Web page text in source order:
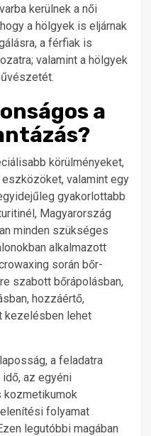
kerülnek a női
a hölgyek is eljárnak
a férfiak is
valamint a hölgyek
a
körülményeket,
valamint egy
gyakorlottabb
Magyarország
minden szükséges
alkalmazott
során bőr-
szabott bőrápolásban,
hozzáértő,
kezelésben lehet
a feladatra
az egyéni
folyamat
legutóbbi magában